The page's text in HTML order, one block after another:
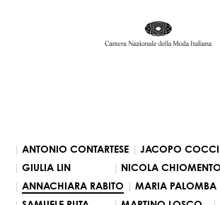
ANTONIO CONTARTESE
JACOPO COCCI
GIULIA LIN
NICOLA CHIOMENTO
ANNACHIARA RABITO
MARIA PALOMBA